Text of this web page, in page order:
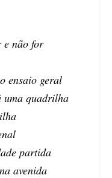
e não for
ensaio geral
uma quadrilha
partida
avenida